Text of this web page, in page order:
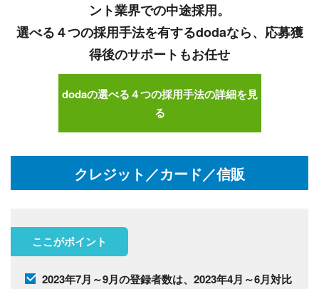
ント業界での中途採用。
選べる４つの採用手法を有するdodaなら、応募獲
得後のサポートもお任せ
dodaの選べる４つの採用手法の詳細を見
る
クレジット／カード／信販
ここがポイント
2023年7月～9月の登録者数は、2023年4月～6月対比